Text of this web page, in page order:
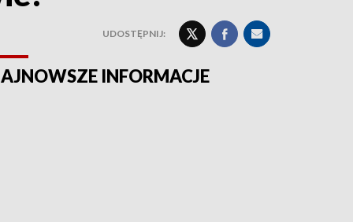
UDOSTĘPNIJ:
INFORMACJE